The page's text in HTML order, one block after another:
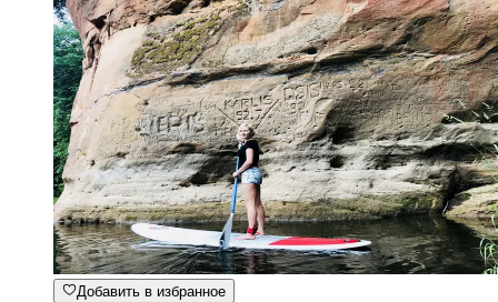
Добавить в избранное